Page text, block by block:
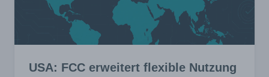
USA: FCC erweitert flexible Nutzung